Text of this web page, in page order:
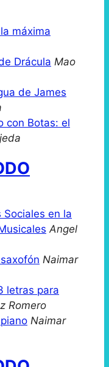
máxima
Drácula Mao
de James
con Botas: el
Sociales en la
Angel
Naimar
letras para
Romero
Naimar